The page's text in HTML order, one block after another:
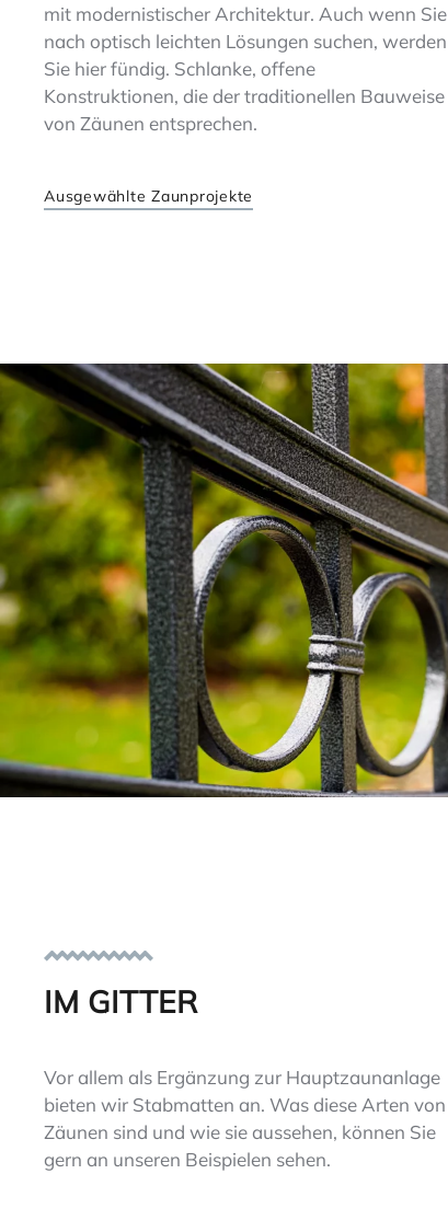
mit modernistischer Architektur. Auch wenn Sie
nach optisch leichten Lösungen suchen, werden
Sie hier fündig. Schlanke, offene
Konstruktionen, die der traditionellen Bauweise
von Zäunen entsprechen.
Ausgewählte Zaunprojekte
IM GITTER
Vor allem als Ergänzung zur Hauptzaunanlage
bieten wir Stabmatten an. Was diese Arten von
Zäunen sind und wie sie aussehen, können Sie
gern an unseren Beispielen sehen.